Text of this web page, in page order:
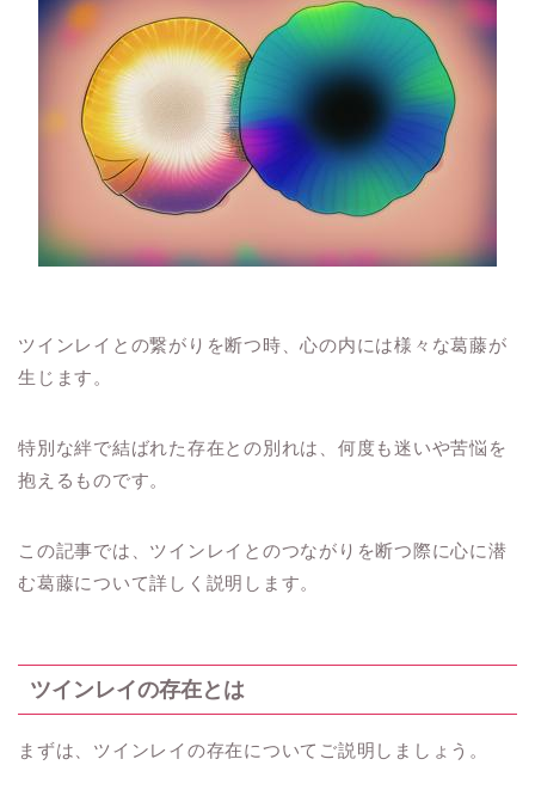
ツインレイとの繋がりを断つ時、心の内には様々な葛藤が
生じます。
特別な絆で結ばれた存在との別れは、何度も迷いや苦悩を
抱えるものです。
この記事では、ツインレイとのつながりを断つ際に心に潜
む葛藤について詳しく説明します。
ツインレイの存在とは
まずは、ツインレイの存在についてご説明しましょう。